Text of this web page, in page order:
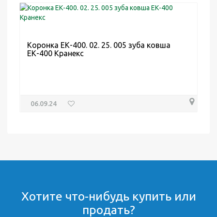
Коронка ЕК-400. 02. 25. 005 зуба ковша
ЕК-400 Кранекс
06.09.24
Хотите что-нибудь купить или
продать?